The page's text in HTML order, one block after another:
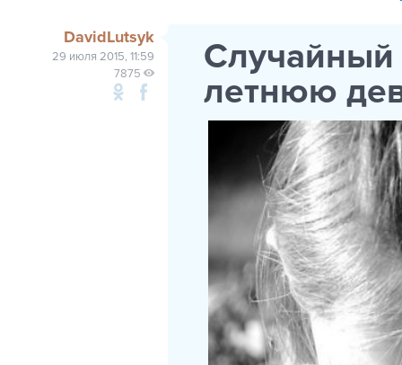
DavidLutsyk
29 июля 2015, 11:59
7875
Случайный
летнюю